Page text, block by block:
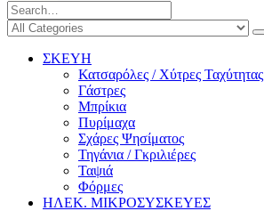
ΣΚΕΥΗ
Κατσαρόλες / Χύτρες Ταχύτητας
Γάστρες
Μπρίκια
Πυρίμαχα
Σχάρες Ψησίματος
Τηγάνια / Γκριλιέρες
Ταψιά
Φόρμες
ΗΛΕΚ. ΜΙΚΡΟΣΥΣΚΕΥΕΣ